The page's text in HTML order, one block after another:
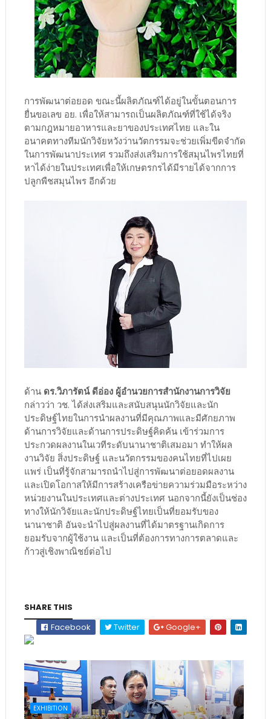
การพัฒนาต่อยอด ขณะนี้ผลิตภัณฑ์ได้อยู่ในขั้นตอนการ
ยื่นขอเลข อย. เพื่อให้สามารถเป็นผลิตภัณฑ์ที่ใช้ได้จริง
ตามกฎหมายอาหารและยาของประเทศไทย และใน
อนาคตทางทีมนักวิจัยหวังว่านวัตกรรมจะช่วยเพิ่มขีดจำกัด
ในการพัฒนาประเทศ รวมถึงส่งเสริมการใช้สมุนไพรไทยที่
หาได้ง่ายในประเทศเพื่อให้เกษตรกรได้มีรายได้จากการ
ปลูกพืชสมุนไพร อีกด้วย
ด้าน ดร.วิภารัตน์ ดีอ่อง ผู้อำนวยการสำนักงานการวิจัย
กล่าวว่า วช. ได้ส่งเสริมและสนับสนุนนักวิจัยและนัก
ประดิษฐ์ไทยในการนำผลงานที่มีคุณภาพและมีศักยภาพ
ด้านการวิจัยและด้านการประดิษฐ์คิดค้น เข้าร่วมการ
ประกวดผลงานในเวทีระดับนานาชาติเสมอมา ทำให้ผล
งานวิจัย สิ่งประดิษฐ์ และนวัตกรรมของคนไทยที่ไปเผย
แพร่ เป็นที่รู้จักสามารถนำไปสู่การพัฒนาต่อยอดผลงาน
และเปิดโอกาสให้มีการสร้างเครือข่ายความร่วมมือระหว่าง
หน่วยงานในประเทศและต่างประเทศ นอกจากนี้ยังเป็นช่อง
ทางให้นักวิจัยและนักประดิษฐ์ไทยเป็นที่ยอมรับของ
นานาชาติ อันจะนำไปสู่ผลงานที่ได้มาตรฐานเกิดการ
ยอมรับจากผู้ใช้งาน และเป็นที่ต้องการทางการตลาดและ
ก้าวสู่เชิงพาณิชย์ต่อไป
SHARE THIS
Facebook
Twitter Google+
EXHIBITION